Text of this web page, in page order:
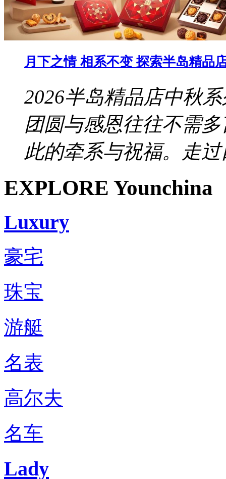
月下之情 相系不变 探索半岛精品
2026半岛精品店中秋
团圆与感恩往往不需
此的牵系与祝福。走
EXPLORE Younchina
Luxury
豪宅
珠宝
游艇
名表
高尔夫
名车
Lady